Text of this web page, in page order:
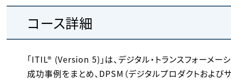
コース詳細
「ITIL® (Version 5)」は、デジタル・トランスフォーメ
成功事例をまとめ、DPSM（デジタルプロダクトおよび